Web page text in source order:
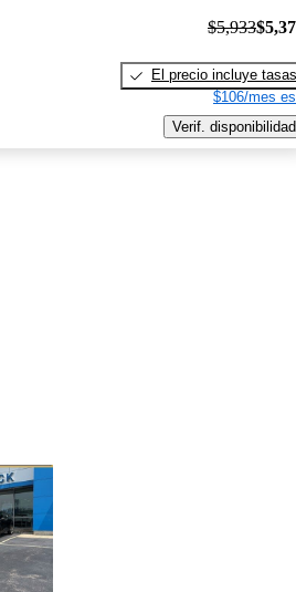
$5,933
El precio incluye tasas
$106/mes
Verif. disponibilidad